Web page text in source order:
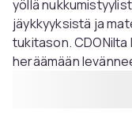
yöllä
jäykkyyksistä ja
tukitason.
heräämään